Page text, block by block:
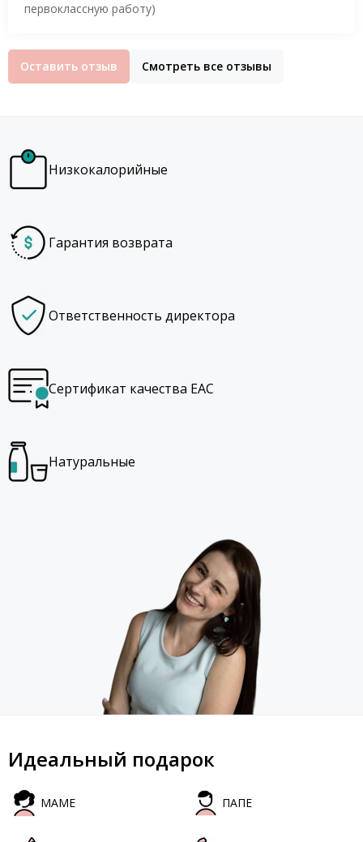
первоклассную работу)
Оставить отзыв Смотреть все отзывы
Низкокалорийные
Гарантия возврата
Ответственность директора
Сертификат качества EAC
Натуральные
Идеальный подарок
МАМЕ ПАПЕ